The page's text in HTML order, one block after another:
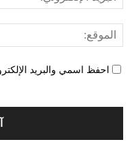
احفظ اسمي والبريد